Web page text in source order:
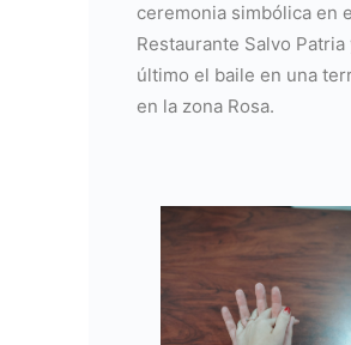
ceremonia simbólica en
Restaurante Salvo Patria
último el baile en una
en la zona Rosa.